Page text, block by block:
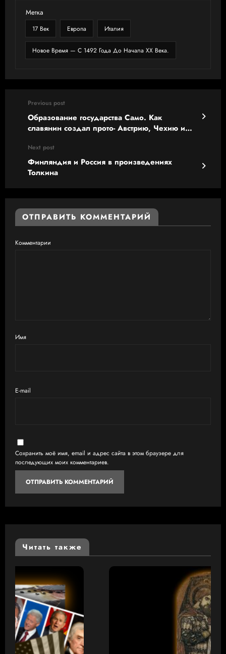
Метка
17 Век Европа Италия
Новое Время — С 1492 Года До Начала XX Века.
Previous post
Образование государства Само. Как
славянин создал прото- Австрию, Чехию и
Next post
Финляндия и Россия в произведениях
Толкина
ОТПРАВИТЬ КОММЕНТАРИЙ
Комментарии
Имя
E-mail
Сохранить моё имя, email и адрес сайта в этом браузере для
последующих моих комментариев.
Читать также